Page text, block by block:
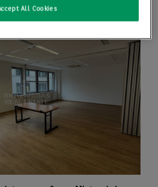
All Cookies